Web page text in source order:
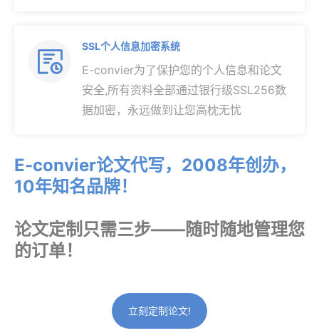

SSL个人信息加密系统
E-convier为了保护您的个人信息和论文
安全,所有资料全部通过银行级SSL256数
据加密，永远做到让您高枕无忧
E-convier论文代写，2008年创办，
10年知名品牌！
论文定制只需三步——随时随地管理您
的订单！
立刻定制论文!